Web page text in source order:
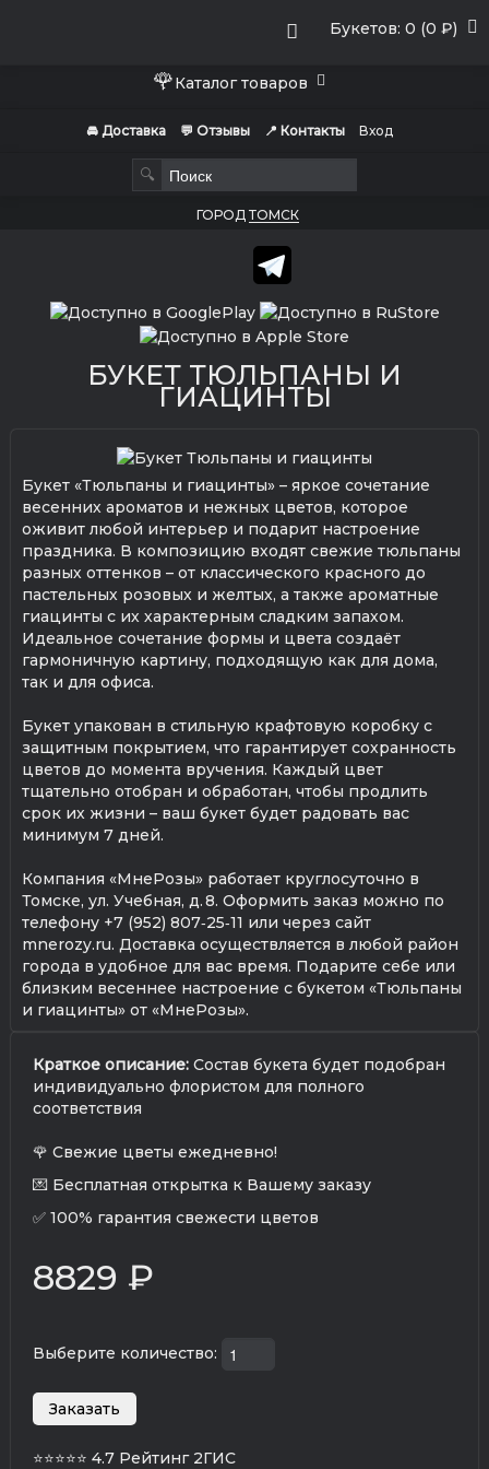
Букетов: 0 (0 ₽)
🌹Каталог товаров
🚘 Доставка 💬 Отзывы 📍 Контакты Вход
🔍
ГОРОД ТОМСК
БУКЕТ ТЮЛЬПАНЫ И
ГИАЦИНТЫ
Букет «Тюльпаны и гиацинты» – яркое сочетание
весенних ароматов и нежных цветов, которое
оживит любой интерьер и подарит настроение
праздника. В композицию входят свежие тюльпаны
разных оттенков – от классического красного до
пастельных розовых и желтых, а также ароматные
гиацинты с их характерным сладким запахом.
Идеальное сочетание формы и цвета создаёт
гармоничную картину, подходящую как для дома,
так и для офиса.
Букет упакован в стильную крафтовую коробку с
защитным покрытием, что гарантирует сохранность
цветов до момента вручения. Каждый цвет
тщательно отобран и обработан, чтобы продлить
срок их жизни – ваш букет будет радовать вас
минимум 7 дней.
Компания «МнеРозы» работает круглосуточно в
Томске, ул. Учебная, д. 8. Оформить заказ можно по
телефону +7 (952) 807‑25‑11 или через сайт
mnerozy.ru. Доставка осуществляется в любой район
города в удобное для вас время. Подарите себе или
близким весеннее настроение с букетом «Тюльпаны
и гиацинты» от «МнеРозы».
Краткое описание: Состав букета будет подобран
индивидуально флористом для полного
соответствия
🌹 Свежие цветы ежедневно!
💌 Бесплатная открытка к Вашему заказу
✅ 100% гарантия свежести цветов
8829 ₽
Выберите количество:
⭐⭐⭐⭐⭐ 4.7 Рейтинг 2ГИС